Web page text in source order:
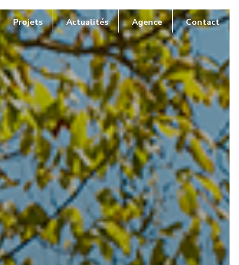
Projets Actualités Agence Contact